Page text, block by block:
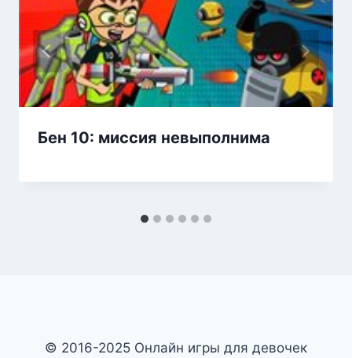
Бен 10: миссия невыполнима
© 2016-2025 Онлайн игры для девочек